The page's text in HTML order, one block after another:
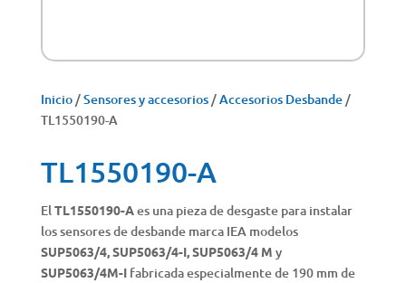
Inicio/Sensores y accesorios/Accesorios Desbande/
TL1550190-A
TL1550190-A
ElTL1550190-Aes una pieza de desgaste para instalar
los sensores de desbande marca IEA modelos
SUP5063/4, SUP5063/4-I,SUP5063/4 M y
SUP5063/4M-I fabricada especialmente de 190 mm de